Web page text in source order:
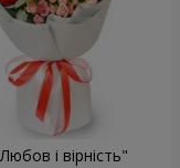
і вірність"